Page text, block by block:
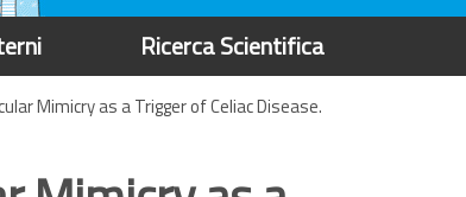
Ricerca Scientifica
Mimicry as a Trigger of Celiac Disease.